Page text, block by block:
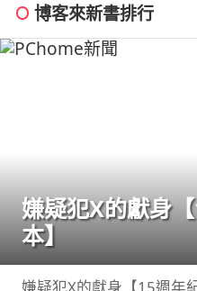
博客來新書排行
嫌疑犯X的獻身
本】